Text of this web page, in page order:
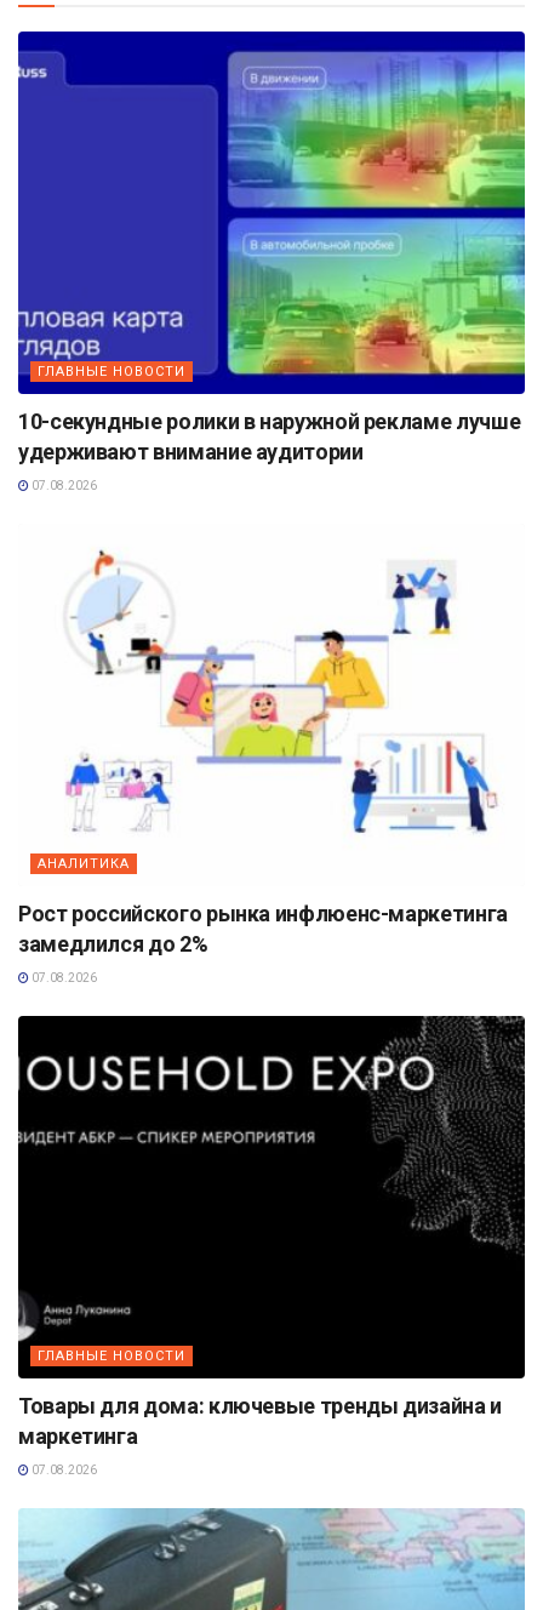
ГЛАВНЫЕ НОВОСТИ
10-секундные ролики в наружной рекламе лучше
удерживают внимание аудитории
07.08.2026
АНАЛИТИКА
Рост российского рынка инфлюенс-маркетинга
замедлился до 2%
07.08.2026
ГЛАВНЫЕ НОВОСТИ
Товары для дома: ключевые тренды дизайна и
маркетинга
07.08.2026